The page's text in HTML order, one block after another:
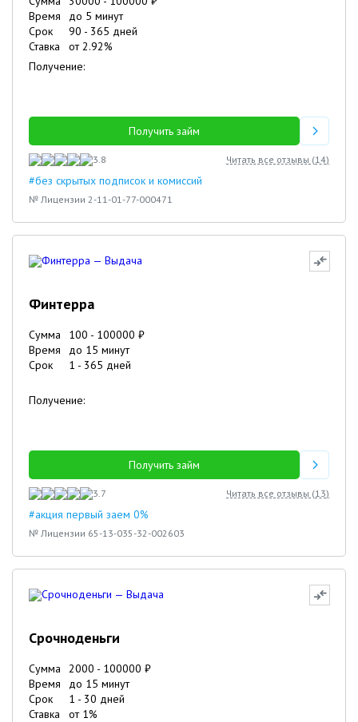
Время
до 5 минут
Срок
90 - 365 дней
Ставка
от2.92%
Получение:
Получить займ
3.8 Читать все отзывы (14)
#без скрытых подписок и комиссий
№ Лицензии 2-11-01-77-000471
Финтерра
Сумма 100 - 100000 ₽
Время
до 15 минут
Срок
1 - 365 дней
Получение:
Получить займ
3.7 Читать все отзывы (13)
#акция первый заем 0%
№ Лицензии 65-13-035-32-002603
Срочноденьги
Сумма 2000 - 100000 ₽
Время
до 15 минут
Срок
1 - 30 дней
Ставка
от 1%